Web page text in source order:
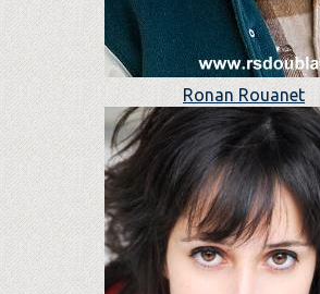
Ronan Rouanet